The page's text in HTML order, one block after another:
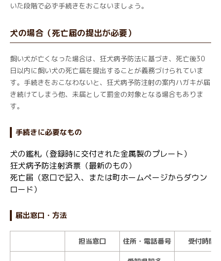
いた段階で必ず手続きをおこないましょう。
犬の場合（死亡届の提出が必要）
飼い犬が亡くなった場合は、狂犬病予防法に基づき、死亡後30
日以内に飼い犬の死亡届を提出することが義務づけられていま
す。手続きをおこなわないと、狂犬病予防注射の案内ハガキが届
き続けてしまう他、未届として罰金の対象となる場合もありま
す。
手続きに必要なもの
犬の鑑札（登録時に交付された金属製のプレート）
狂犬病予防注射済票（最新のもの）
死亡届（窓口で記入、または町ホームページからダウン
ロード）
届出窓口・方法
担当窓口 住所・電話番号 受付時間